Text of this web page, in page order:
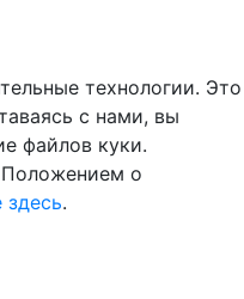
технологии. Это
с нами, вы
файлов куки.
о
.